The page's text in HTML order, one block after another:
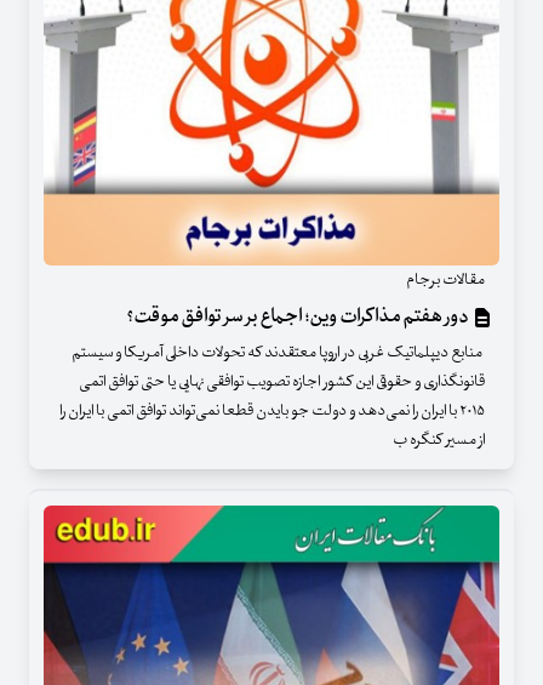
مقالات برجام
دور هفتم مذاکرات وین؛ اجماع بر سر توافق موقت؟
منابع دیپلماتیک غربی در اروپا معتقدند که تحولات داخلی آمریکا و سیستم
قانونگذاری و حقوقی این کشور اجازه تصویب توافقی نهایی یا حتی توافق اتمی
۲۰۱۵ با ایران را نمی‌دهد و دولت جو بایدن قطعا نمی‌تواند توافق اتمی با ایران را
از مسیر کنگره ب